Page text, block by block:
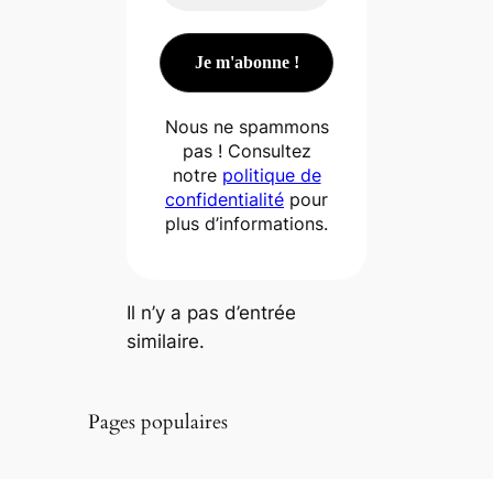
Nous ne spammons
pas ! Consultez
notre politique de
confidentialité pour
plus d’informations.
Il n’y a pas d’entrée
similaire.
Pages populaires